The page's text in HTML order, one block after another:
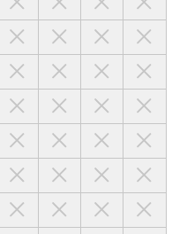
会議室
天井高3.5ｍ以上